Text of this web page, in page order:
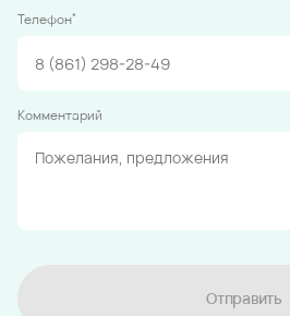
Телефон*
Комментарий
Отправить